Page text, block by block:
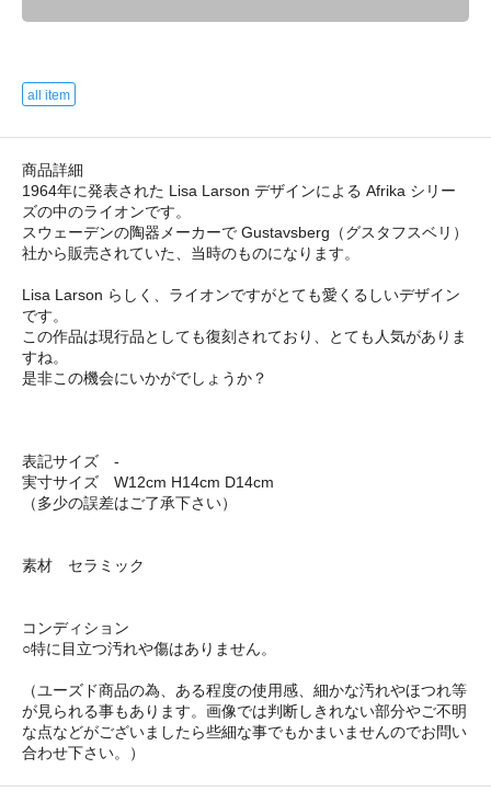
all item
商品詳細
1964年に発表された Lisa Larson デザインによる Afrika シリー
ズの中のライオンです。
スウェーデンの陶器メーカーで Gustavsberg（グスタフスベリ）
社から販売されていた、当時のものになります。
Lisa Larson らしく、ライオンですがとても愛くるしいデザイン
です。
この作品は現行品としても復刻されており、とても人気がありま
すね。
是非この機会にいかがでしょうか？
表記サイズ -
実寸サイズ W12cm H14cm D14cm
（多少の誤差はご了承下さい）
素材 セラミック
コンディション
○特に目立つ汚れや傷はありません。
（ユーズド商品の為、ある程度の使用感、細かな汚れやほつれ等
が見られる事もあります。画像では判断しきれない部分やご不明
な点などがございましたら些細な事でもかまいませんのでお問い
合わせ下さい。）